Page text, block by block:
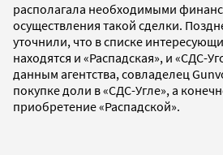
располагала необходимыми
осуществления такой сделки.
уточнили, что в списке
находятся и «Распадская», и «СДС-
данным агентства, совладелец
покупке доли в «СДС-Угле», а
приобретение «Распадской».